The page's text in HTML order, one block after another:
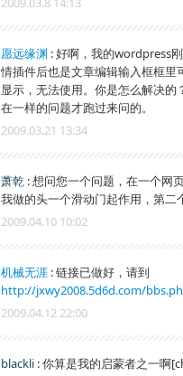
愿远缘渊 :好啊，我的wordpress
情插件后也是文章编辑输入框框
显示，无法使用。你是怎么解决
在一样的问题才跑过来问的。
2009.03.21 13:34
萧乾 :想问您一个问题，在一个网
我做的头一个滑动门起作用，第
2009.04.10 10:02
机械无涯 :链接已做好，请到
http://jxwy2008.5d6d.com/
2009.04.12 22:00
blackli :你算是我的启蒙者之一啊